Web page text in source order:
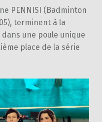
PENNISI (Badminton
terminent à la
une poule unique
place de la série